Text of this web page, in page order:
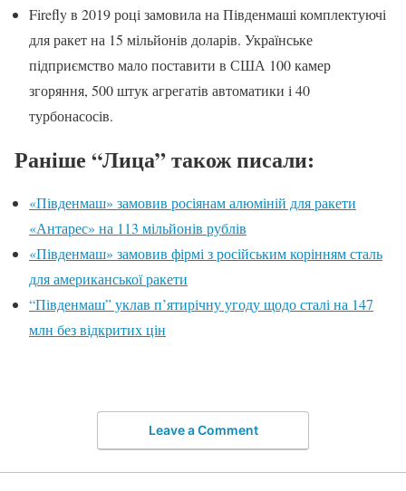
Firefly в 2019 році замовила на Південмаші комплектуючі
для ракет на 15 мільйонів доларів. Українське
підприємство мало поставити в США 100 камер
згоряння, 500 штук агрегатів автоматики і 40
турбонасосів.
Раніше “Лица” також писали:
«Південмаш» замовив росіянам алюміній для ракети
«Антарес» на 113 мільйонів рублів
«Південмаш» замовив фірмі з російським корінням сталь
для американської ракети
“Південмаш” уклав п’ятирічну угоду щодо сталі на 147
млн без відкритих цін
Leave a Comment